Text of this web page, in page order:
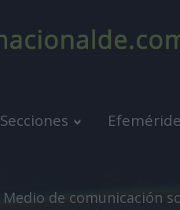
Secciones
Medio de comunicación